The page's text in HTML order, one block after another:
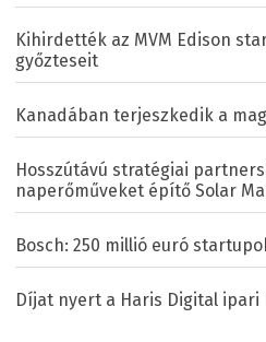
Kihirdették az MVM Edison
győzteseit
Kanadában terjeszkedik a
Hosszútávú stratégiai
naperőműveket építő Solar
Bosch: 250 millió euró
Díjat nyert a Haris Digital ipari